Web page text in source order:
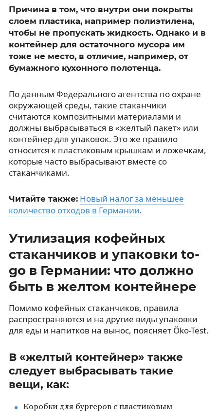
Причина в том, что внутри они покрыты
слоем пластика, например полиэтилена,
чтобы не пропускать жидкость. Однако и в
контейнер для остаточного мусора им
тоже не место, в отличие, например, от
бумажного кухонного полотенца.
По данным Федерального агентства по охране
окружающей среды, такие стаканчики
считаются композитными материалами и
должны выбрасываться в «желтый пакет» или
контейнер для упаковок. Это же правило
относится к пластиковым крышкам и ложечкам,
которые часто выбрасывают вместе со
стаканчиками.
Читайте также: Новый налог за меньшее
количество отходов в Германии.
Утилизация кофейных
стаканчиков и упаковки to-
go в Германии: что должно
быть в желтом контейнере
Помимо кофейных стаканчиков, правила
распространяются и на другие виды упаковки
для еды и напитков на вынос, поясняет Öko-Test.
В «желтый контейнер» также
следует выбрасывать такие
вещи, как:
Коробки для бургеров с пластиковым